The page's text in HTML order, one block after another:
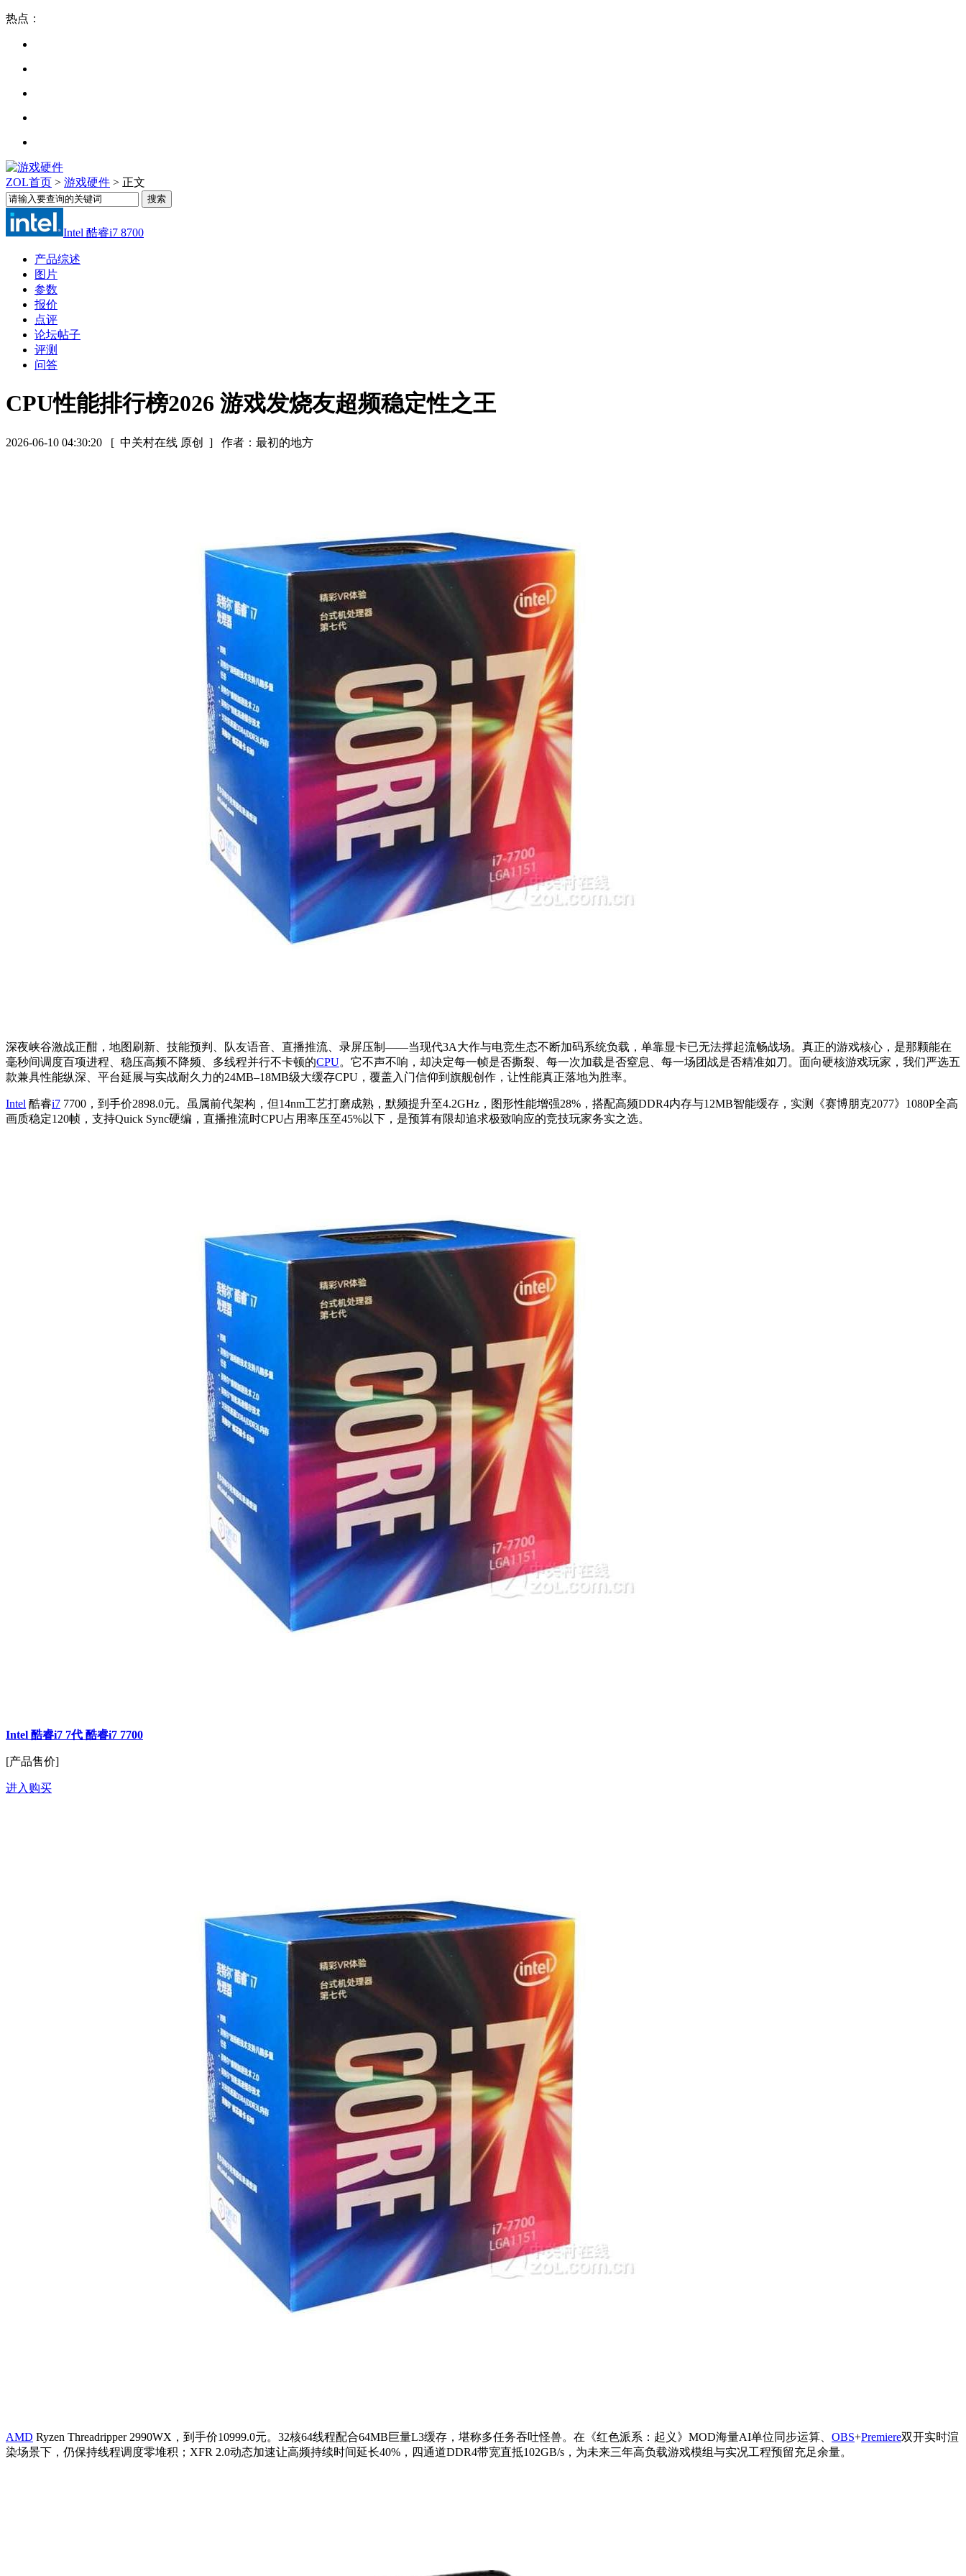
热点：
ZOL首页 > 游戏硬件 > 正文
Intel 酷睿i7 8700
产品综述
图片
参数
报价
点评
论坛帖子
评测
问答
CPU性能排行榜2026 游戏发烧友超频稳定性之王
2026-06-10 04:30:20 [ 中关村在线 原创 ] 作者：最初的地方
深夜峡谷激战正酣，地图刷新、技能预判、队友语音、直播推流、录屏压制——当现代3A大作与电竞生态不断加码系统负载，单靠显卡已无法撑起流畅战场。真正的游戏核心，是那颗能在
毫秒间调度百项进程、稳压高频不降频、多线程并行不卡顿的CPU。它不声不响，却决定每一帧是否撕裂、每一次加载是否窒息、每一场团战是否精准如刀。面向硬核游戏玩家，我们严选五
款兼具性能纵深、平台延展与实战耐久力的24MB–18MB级大缓存CPU，覆盖入门信仰到旗舰创作，让性能真正落地为胜率。
Intel 酷睿i7 7700，到手价2898.0元。虽属前代架构，但14nm工艺打磨成熟，默频提升至4.2GHz，图形性能增强28%，搭配高频DDR4内存与12MB智能缓存，实测《赛博朋克2077》1080P全高
画质稳定120帧，支持Quick Sync硬编，直播推流时CPU占用率压至45%以下，是预算有限却追求极致响应的竞技玩家务实之选。
Intel 酷睿i7 7代 酷睿i7 7700
[产品售价]
进入购买
AMD Ryzen Threadripper 2990WX，到手价10999.0元。32核64线程配合64MB巨量L3缓存，堪称多任务吞吐怪兽。在《红色派系：起义》MOD海量AI单位同步运算、 OBS+Premiere双开实时渲
染场景下，仍保持线程调度零堆积；XFR 2.0动态加速让高频持续时间延长40%，四通道DDR4带宽直抵102GB/s，为未来三年高负载游戏模组与实况工程预留充足余量。